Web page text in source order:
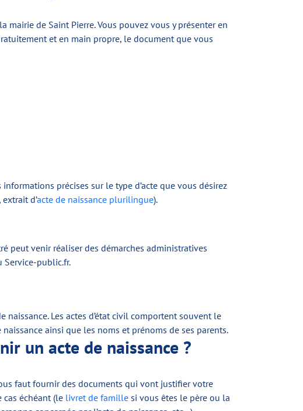
mairie de Saint Pierre. Vous pouvez vous y présenter en
et en main propre, le document que vous
précises sur le type d’acte que vous désirez
, extrait d’acte de naissance plurilingue).
peut venir réaliser des démarches administratives
Service-public.fr.
naissance. Les actes d’état civil comportent souvent le
ainsi que les noms et prénoms de ses parents.
un acte de naissance ?
faut fournir des documents qui vont justifier votre
échéant (le livret de famille si vous êtes le père ou la